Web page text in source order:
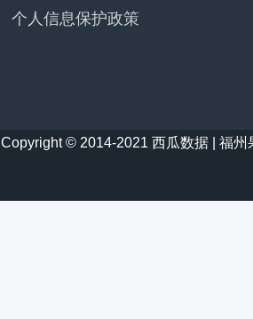
个人信息保护政策
Copyright © 2014-2021 西瓜数据 | 福州